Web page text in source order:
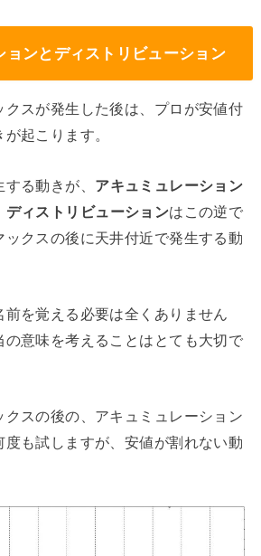
ョンとディストリビューション
クスが発生した後は、プロが安値付
起こります。
る動きが、 アキュミュレーション
ディストリビューションはこの逆で
ックスの後に天井付近で発生する動
前を覚える必要は全くありません
の意味を考えることはとても大切で
クスの後の、アキュミュレーション
も試しますが、安値が割れない動